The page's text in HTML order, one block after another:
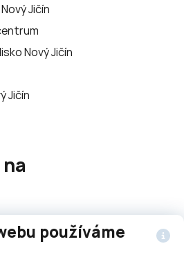
používáme
Jičín
Nový Jičín
Jičín